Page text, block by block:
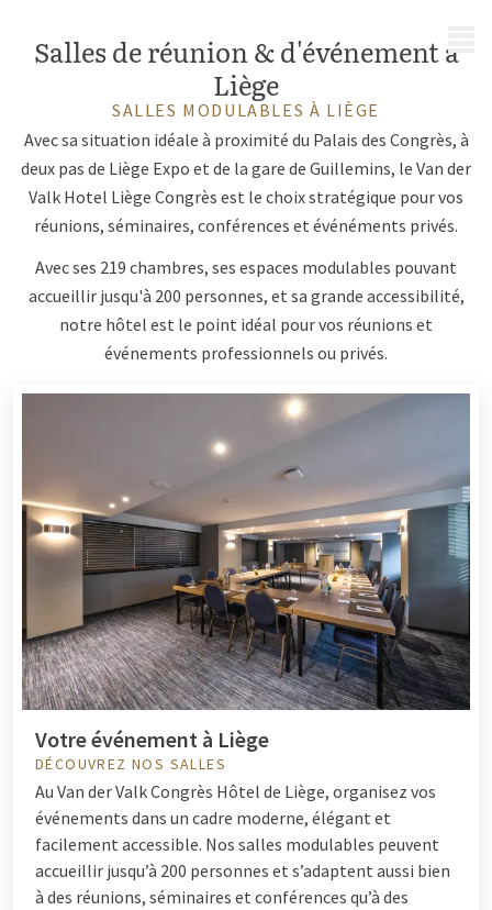
Salles de réunion & d'événement à
Liège
SALLES MODULABLES À LIÈGE
Avec sa situation idéale à proximité du Palais des Congrès, à
deux pas de Liège Expo et de la gare de Guillemins, le Van der
Valk Hotel Liège Congrès est le choix stratégique pour vos
réunions, séminaires, conférences et événéments privés.
Avec ses 219 chambres, ses espaces modulables pouvant
accueillir jusqu'à 200 personnes, et sa grande accessibilité,
notre hôtel est le point idéal pour vos réunions et
événements professionnels ou privés.
Votre événement à Liège
DÉCOUVREZ NOS SALLES
Au Van der Valk Congrès Hôtel de Liège, organisez vos
événements dans un cadre moderne, élégant et
facilement accessible. Nos salles modulables peuvent
accueillir jusqu’à 200 personnes et s’adaptent aussi bien
à des réunions, séminaires et conférences qu’à des